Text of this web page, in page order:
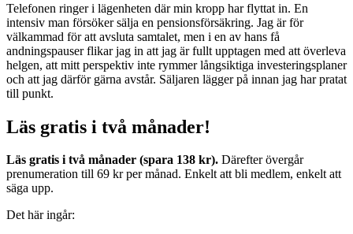
Telefonen ringer i lägenheten där min kropp har flyttat in. En
intensiv man försöker sälja en pensionsförsäkring. Jag är för
välkammad för att avsluta samtalet, men i en av hans få
andningspauser flikar jag in att jag är fullt upptagen med att överleva
helgen, att mitt perspektiv inte rymmer långsiktiga investeringsplaner
och att jag därför gärna avstår. Säljaren lägger på innan jag har pratat
till punkt.
Läs gratis i två månader!
Läs gratis i två månader (spara 138 kr). Därefter övergår
prenumeration till 69 kr per månad. Enkelt att bli medlem, enkelt att
säga upp.
Det här ingår: